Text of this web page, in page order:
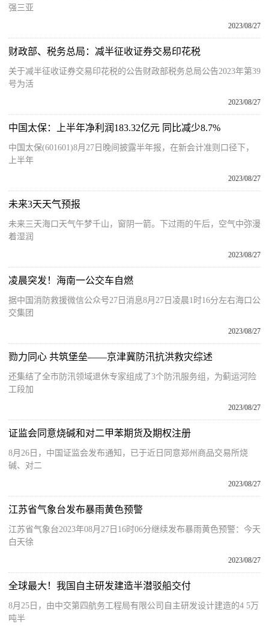
强三亚
2023/08/27
财政部、税务总局：减半征收证券交易印花税
关于减半征收证券交易印花税的公告财政部税务总局公告2023年第39
号为活
2023/08/27
中国太保：上半年净利润183.32亿元 同比减少8.7%
中国太保(601601)8月27日晚间披露半年报，在新会计准则口径下，
上半年
2023/08/27
未来3天天气预报
未来三天海口天气午梦千山，窗阴一箭。下过雨的午后，空气中弥漫
着湿润
2023/08/27
凌晨突发！海南一公交车自燃
据中国消防救援微信公众号27日消息8月27日凌晨1时16分左右海口公
交集团
2023/08/27
勠力同心 共筑堡垒——京津冀防汛抗洪救灾综述
还集结了全市防汛领域退休专家组成了3个防汛服务组，为蓟运河险
工段加
2023/08/27
证监会同意烧碱和对二甲苯期货及期权注册
8月26日，中国证监会发布通知，已于近日同意郑州商品交易所烧
碱、对二
2023/08/27
江苏省气象台发布暴雨黄色预警
江苏省气象台2023年08月27日16时06分继续发布暴雨黄色预警：今天
白天徐
2023/08/27
全球最大！我国自主研发建造半潜驳船交付
8月25日，由中交第四航务工程局有限公司自主研发设计建造的4 5万
吨半